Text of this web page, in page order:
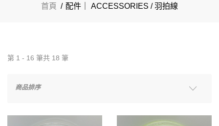
首頁 配件｜ ACCESSORIES / 羽拍線
第 1 - 16 筆共 18 筆
商品排序